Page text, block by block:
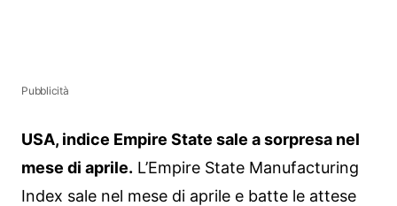
Pubblicità
USA, indice Empire State sale a sorpresa nel
mese di aprile. L’Empire State Manufacturing
Index sale nel mese di aprile e batte le attese